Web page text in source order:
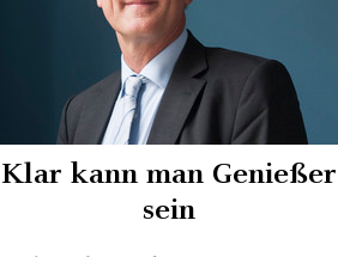
Klar kann man Genießer
sein